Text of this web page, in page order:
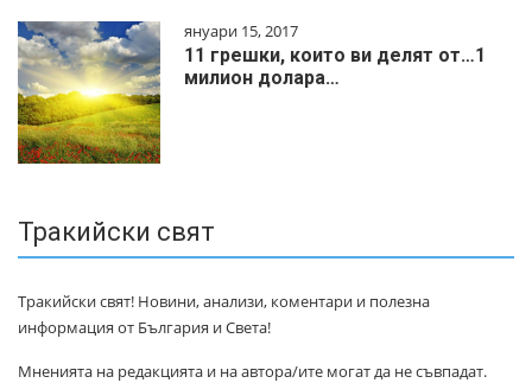
януари 15, 2017
11 грешки, които ви делят от…1
милиoн дoлapa…
Тракийски свят
Тракийски свят! Новини, анализи, коментари и полезна
информация от България и Света!
Мненията на редакцията и на автора/ите могат да не съвпадат.